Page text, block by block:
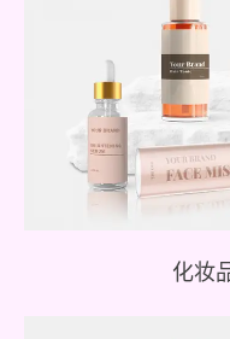
定制配方和功效的
化妆